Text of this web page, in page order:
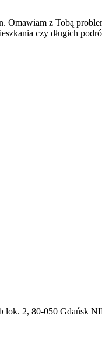
z Tobą
czy długich
2, 80-050 Gdańsk